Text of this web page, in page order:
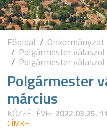
Főoldal Önkormányzat
Polgármester válaszol
Polgármester
Polgármester
március
KÖZZÉTÉVE: 2022.03.25.
CÍMKE: